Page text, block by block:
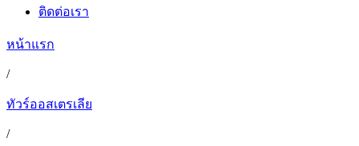
ติดต่อเรา
หน้าแรก
/
ทัวร์ออสเตรเลีย
/